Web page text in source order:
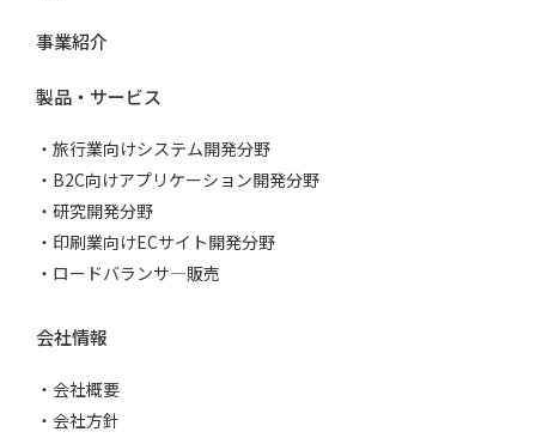
事業紹介
製品・サービス
旅行業向けシステム開発分野
B2C向けアプリケーション開発分野
研究開発分野
印刷業向けECサイト開発分野
ロードバランサ―販売
会社情報
会社概要
会社方針